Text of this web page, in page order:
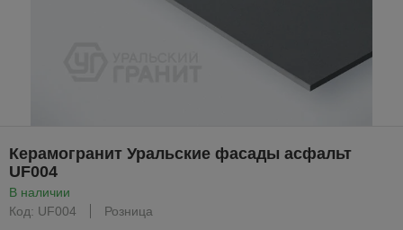
Керамогранит Уральские фасады асфальт
UF004
В наличии
Код: UF004
Розница